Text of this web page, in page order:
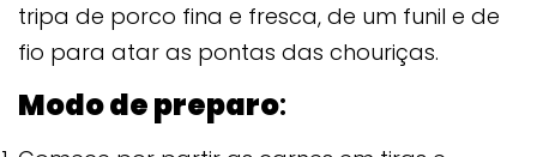
tripa de porco fina e fresca, de um funil e de
fio para atar as pontas das chouriças.
Modo de preparo: